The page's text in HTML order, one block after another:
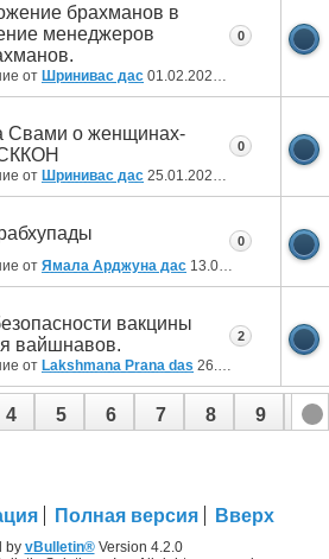
брахманов в
менеджеров
от Шринивас дас 01.02.2022
0
Свами о женщинах-
от Шринивас дас 25.01.2022 23:52
0
от Ямала Арджуна дас 13.01.2022 19:10
0
вакцины
вайшнавов.
от Lakshmana Prana das 26.06.2021
2
4 5 6 7 8 9 10
Полная версия Вверх
by vBulletin®Version 4.2.0